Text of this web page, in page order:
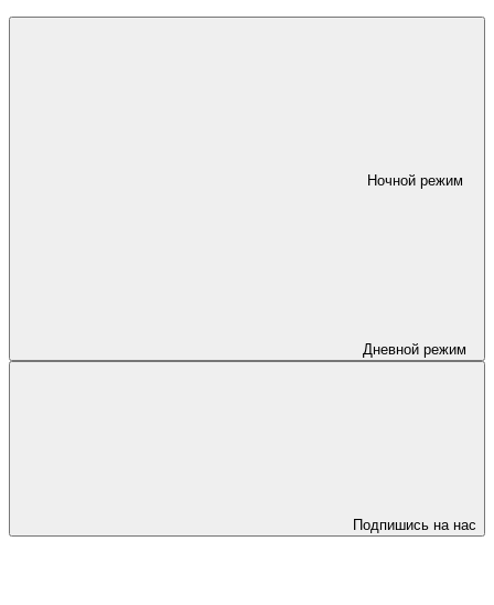
Ночной режим
Дневной режим
Подпишись на нас